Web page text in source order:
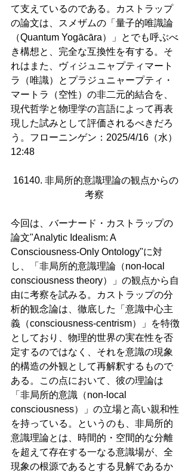
て支えているのである。カストラップ
の論文は、スメザムの「量子的唯識論
（Quantum Yogācāra）」とでも呼ぶべ
き構想と、完全な互換性を有する。そ
れはまた、ヴィジュニャプティマート
ラ（唯識）とプラジュニャープティ・
マートラ（空性）の非二元的結合を、
現代哲学と物理学の言語によって再表
現した試みとして評価されるべきだろ
う。フローニンゲン：2025/4/16（水）
12:48
16140. 非局所的意識理論の観点からの
考察
今回は、バーナード・カストラップの
論文"Analytic Idealism: A
Consciousness-Only Ontology"に対
し、「非局所的意識理論（non-local
consciousness theory）」の観点から自
由に考察を試みる。カストラップの分
析的観念論は、徹底した「意識中心主
義（consciousness-centrism）」を特徴
としており、物理的世界の実在性を否
定するのではなく、それを意識の現象
的構造の外観として再解釈するもので
ある。この点において、彼の理論は
「非局所的意識（non-local
consciousness）」の立場と高い親和性
を持っている。というのも、非局所的
意識理論とは、時間的・空間的な分離
を超えて存在する一なる意識場が、全
現象の根源であるとする見解であるか